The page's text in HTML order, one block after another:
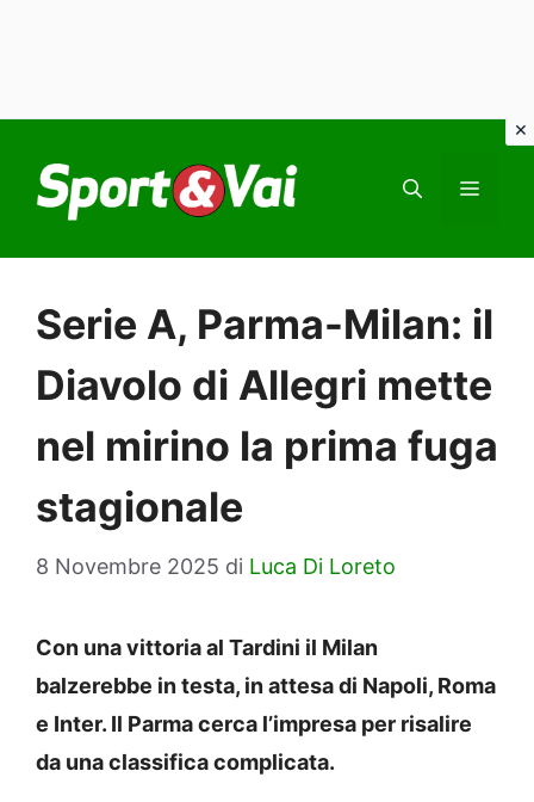
contenuto
Serie A, Parma-Milan: il
Diavolo di Allegri mette
nel mirino la prima fuga
stagionale
8 Novembre 2025 di Luca Di Loreto
Con una vittoria al Tardini il Milan
balzerebbe in testa, in attesa di Napoli, Roma
e Inter. Il Parma cerca l’impresa per risalire
da una classifica complicata.